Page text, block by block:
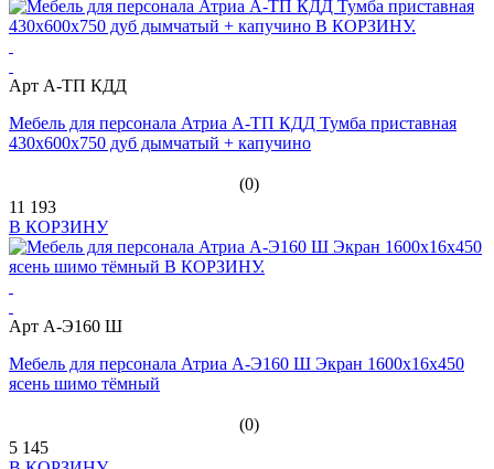
Арт А-ТП КДД
Мебель для персонала Атриа А-ТП КДД Тумба приставная
430х600х750 дуб дымчатый + капучино
(0)
11 193
В КОРЗИНУ
Арт А-Э160 Ш
Мебель для персонала Атриа А-Э160 Ш Экран 1600х16х450
ясень шимо тёмный
(0)
5 145